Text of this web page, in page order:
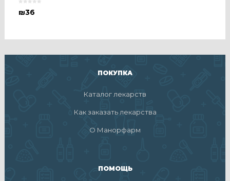
₪36
ПОКУПКА
Каталог лекарств
Как заказать лекарства
О Манорфарм
ПОМОЩЬ